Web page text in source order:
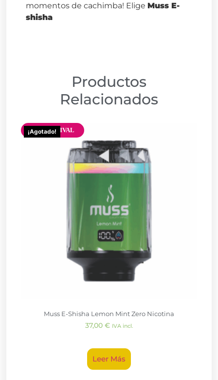
momentos de cachimba! Elige Muss E-
shisha
Productos
Relacionados
¡Agotado!
NEW ARRIVAL
Muss E-Shisha Lemon Mint Zero Nicotina
37,00 € IVA incl.
Leer Más